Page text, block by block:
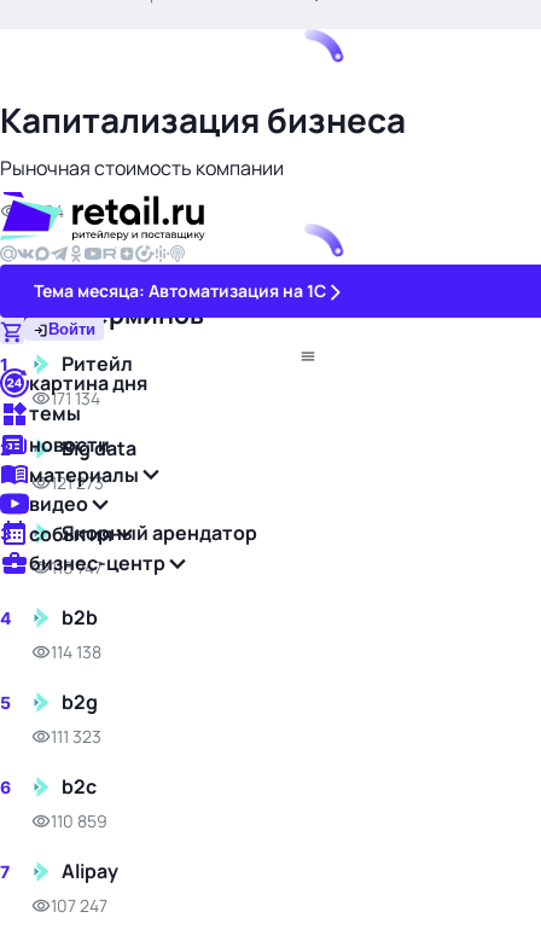
Тема месяца: Автоматизация на 1С
Войти
картина дня
темы
новости
материалы
видео
события
бизнес-центр
Капитализация бизнеса
Рыночная стоимость компании
3 964
Топ 15 терминов
1 Ритейл
171 134
2 Big data
121 273
3 Якорный арендатор
116 747
4 b2b
114 138
5 b2g
111 323
6 b2c
110 859
7 Alipay
107 247